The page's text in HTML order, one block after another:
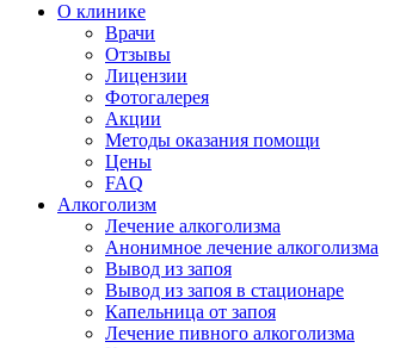
О клинике
Врачи
Отзывы
Лицензии
Фотогалерея
Акции
Методы оказания помощи
Цены
FAQ
Алкоголизм
Лечение алкоголизма
Анонимное лечение алкоголизма
Вывод из запоя
Вывод из запоя в стационаре
Капельница от запоя
Лечение пивного алкоголизма